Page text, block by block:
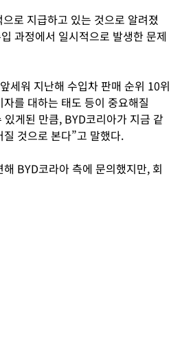
로 지급하고 있는 것으로 알려졌
과정에서 일시적으로 발생한 문제
세워 지난해 수입차 판매 순위 10위
를 대하는 태도 등이 중요해질
게된 만큼, BYD코리아가 지금 같
것으로 본다”고 말했다.
BYD코라아 측에 문의했지만, 회